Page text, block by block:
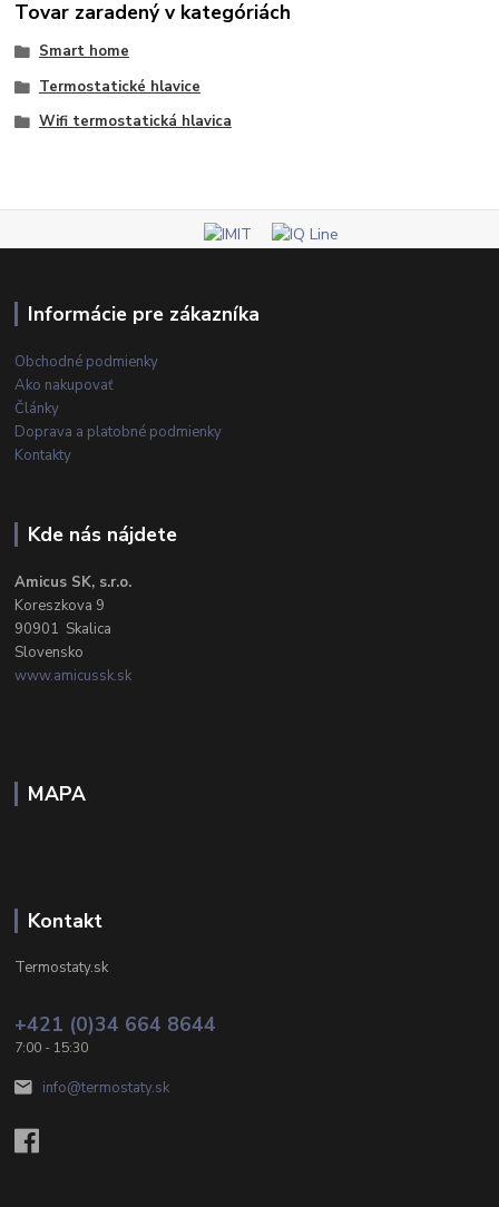
Tovar zaradený v kategóriách
Smart home
Termostatické hlavice
Wifi termostatická hlavica
Informácie pre zákazníka
Obchodné podmienky
Ako nakupovať
Články
Doprava a platobné podmienky
Kontakty
Kde nás nájdete
Amicus SK, s.r.o.
Koreszkova 9
90901 Skalica
Slovensko
www.amicussk.sk
MAPA
Kontakt
Termostaty.sk
+421 (0)34 664 8644
7:00 - 15:30
info@termostaty.sk